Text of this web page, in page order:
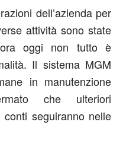
dell’azienda per
attività sono state
oggi non tutto è
Il sistema MGM
in manutenzione
che ulteriori
seguiranno nelle